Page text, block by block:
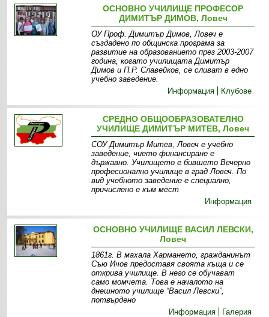
ОСНОВНО УЧИЛИЩЕ ПРОФЕСОР
ДИМИТЪР ДИМОВ, Ловеч
ОУ Проф. Димитър Димов, Ловеч е
създадено по общинска програма за
развитие на образованието през 2003-2007
година, когато училищата Димитър
Димов и П.Р. Славейков, се сливат в едно
учебно заведение.
Информация
Клубове
СРЕДНО ОБЩООБРАЗОВАТЕЛНО
УЧИЛИЩЕ ДИМИТЪР МИТЕВ, Ловеч
СОУ Димитър Митев, Ловеч е учебно
заведение, чието финансиране е
държавно. Училището е бившето Вечерно
професионално училище в град Ловеч. По
вид учебното заведение е специално,
причислено е към мест
Информация
ОСНОВНО УЧИЛИЩЕ ВАСИЛ ЛЕВСКИ,
Ловеч
1861г. В махала Хармането, гражданинът
Съю Ичов предоставя своята къща и се
открива училище. В него се обучават
само момчета. Това е началото на
днешното училище “Васил Левски”,
потвърдено
Информация
Галерия